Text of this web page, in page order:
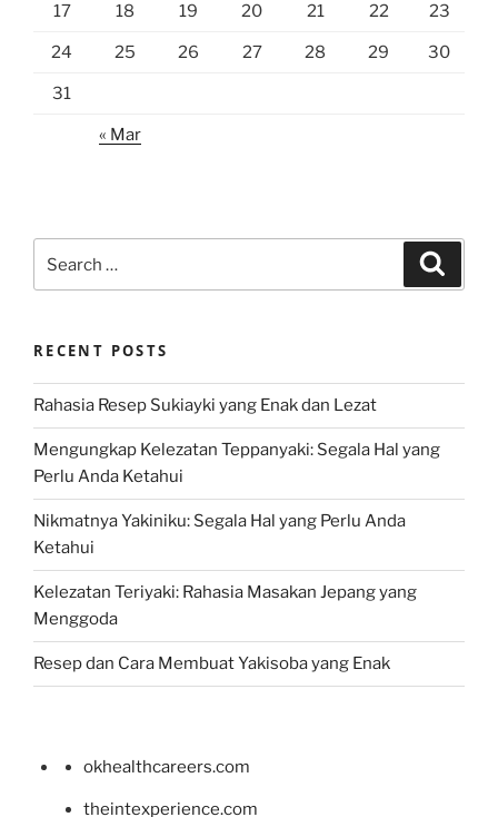
17 18 19 20 21 22 23
24 25 26 27 28 29 30
31
« Mar
for:
RECENT POSTS
Rahasia Resep Sukiayki yang Enak dan Lezat
Mengungkap Kelezatan Teppanyaki: Segala Hal yang
Perlu Anda Ketahui
Nikmatnya Yakiniku: Segala Hal yang Perlu Anda
Ketahui
Kelezatan Teriyaki: Rahasia Masakan Jepang yang
Menggoda
Resep dan Cara Membuat Yakisoba yang Enak
okhealthcareers.com
theintexperience.com